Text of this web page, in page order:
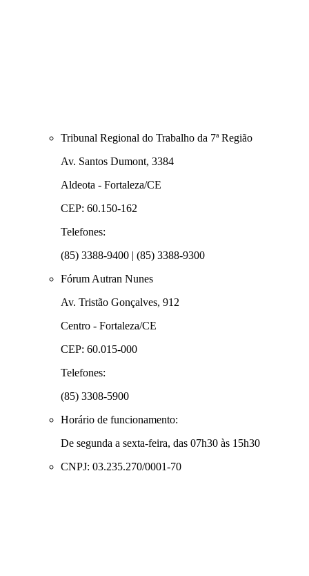
Tribunal Regional do Trabalho da 7ª Região
Av. Santos Dumont, 3384
Aldeota - Fortaleza/CE
CEP: 60.150-162
Telefones:
(85) 3388-9400 | (85) 3388-9300
Fórum Autran Nunes
Av. Tristão Gonçalves, 912
Centro - Fortaleza/CE
CEP: 60.015-000
Telefones:
(85) 3308-5900
Horário de funcionamento:
De segunda a sexta-feira, das 07h30 às 15h30
CNPJ: 03.235.270/0001-70